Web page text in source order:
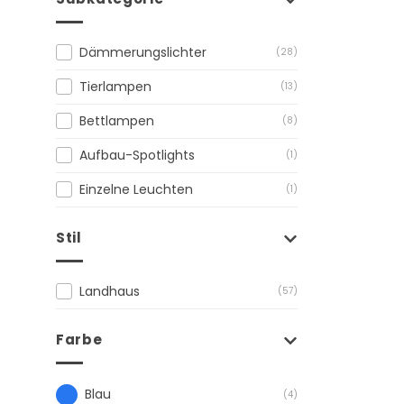
Dämmerungslichter (28)
Tierlampen (13)
Bettlampen (8)
Aufbau-Spotlights (1)
Einzelne Leuchten (1)
Stil
Landhaus (57)
Farbe
Blau (4)